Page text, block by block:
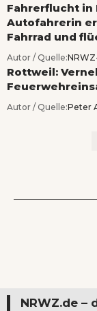
Fahrerflucht in
Autofahrerin
Fahrrad und
Autor / Quelle:
Rottweil:
Autor / Quelle:Peter
NRWZ.de –